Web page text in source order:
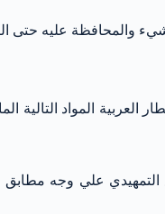
والمحافظة عليه حتى
التالية المادة 209 ليبي و 207 سوري